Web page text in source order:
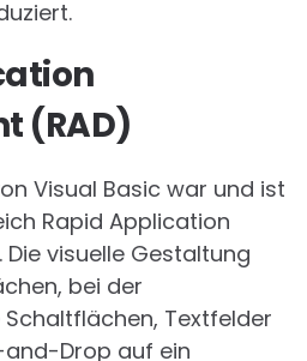
(RAD)
Visual Basic war und ist
Rapid Application
Die visuelle Gestaltung
bei der
Textfelder
and-Drop auf ein